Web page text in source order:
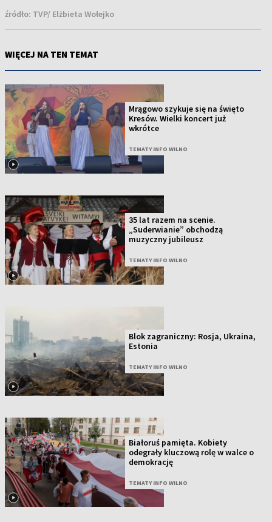
źródło: TVP/ Elżbieta Wołejko
WIĘCEJ NA TEN TEMAT
Mrągowo szykuje się na święto
Kresów. Wielki koncert już
wkrótce
TEMATY INFO WILNO
35 lat razem na scenie.
„Suderwianie” obchodzą
muzyczny jubileusz
TEMATY INFO WILNO
Blok zagraniczny: Rosja, Ukraina,
Estonia
TEMATY INFO WILNO
Białoruś pamięta. Kobiety
odegrały kluczową rolę w walce o
demokrację
TEMATY INFO WILNO